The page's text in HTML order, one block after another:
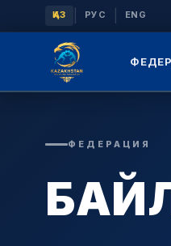
ҚАЗ РУС ENG
ФЕДЕРАЦИЯ